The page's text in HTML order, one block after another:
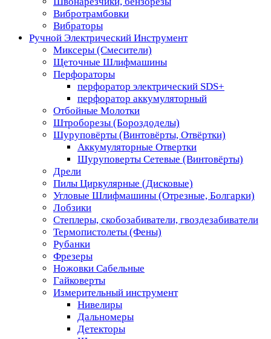
Вибротрамбовки
Вибраторы
Ручной Электрический Инструмент
Миксеры (Смесители)
Щеточные Шлифмашины
Перфораторы
перфоратор электрический SDS+
перфоратор аккумуляторный
Отбойные Молотки
Штроборезы (Бороздоделы)
Шуруповёрты (Винтовёрты, Отвёртки)
Аккумуляторные Отвертки
Шуруповерты Сетевые (Винтовёрты)
Дрели
Пилы Циркулярные (Дисковые)
Угловые Шлифмашины (Отрезные, Болгарки)
Лобзики
Степлеры, скобозабиватели, гвоздезабиватели
Термопистолеты (Фены)
Рубанки
Фрезеры
Ножовки Сабельные
Гайковерты
Измерительный инструмент
Нивелиры
Дальномеры
Детекторы